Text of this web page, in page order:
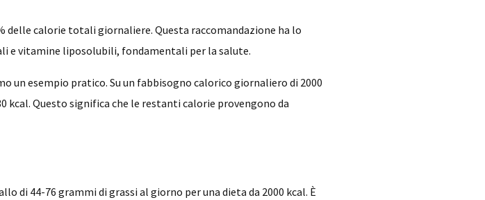
delle calorie totali giornaliere. Questa raccomandazione ha lo
e vitamine liposolubili, fondamentali per la salute.
un esempio pratico. Su un fabbisogno calorico giornaliero di 2000
kcal. Questo significa che le restanti calorie provengono da
di 44-76 grammi di grassi al giorno per una dieta da 2000 kcal. È